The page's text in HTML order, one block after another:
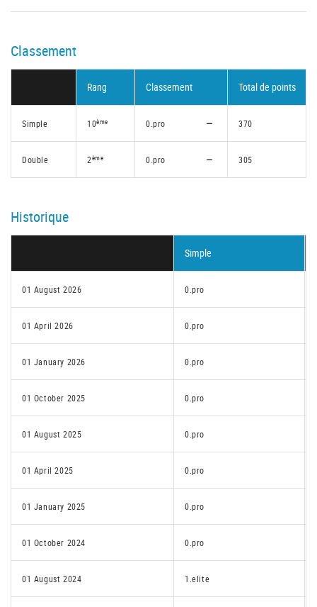
Classement
Rang Classement Total de points
Simple 10ème 0.pro 370
Double 2ème 0.pro 305
Historique
Simple
01 August 2026 0.pro
01 April 2026 0.pro
01 January 2026 0.pro
01 October 2025 0.pro
01 August 2025 0.pro
01 April 2025 0.pro
01 January 2025 0.pro
01 October 2024 0.pro
01 August 2024 1.elite